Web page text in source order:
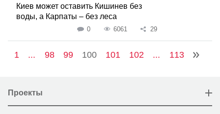
Киев может оставить Кишинев без
воды, а Карпаты – без леса
0 6061 29
1 ... 98 99 100 101 102 ... 113
Проекты